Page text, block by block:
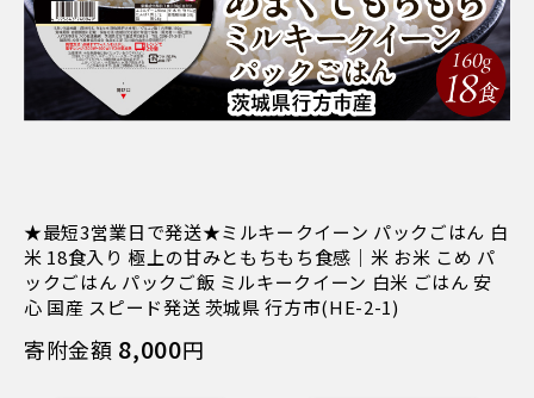
★最短3営業日で発送★ミルキークイーン パックごはん 白
米 18食入り 極上の甘みともちもち食感｜米 お米 こめ パ
ックごはん パックご飯 ミルキークイーン 白米 ごはん 安
心 国産 スピード発送 茨城県 行方市(HE-2-1)
寄附金額 8,000円